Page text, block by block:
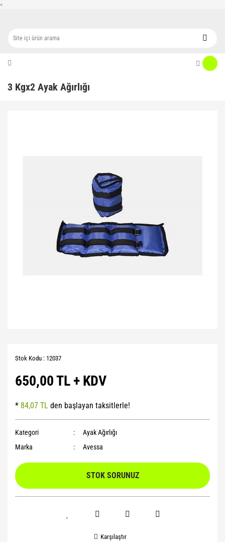
<
3 Kgx2 Ayak Ağırlığı
Stok Kodu : 12037
650,00 TL + KDV
* 84,07 TL den başlayan taksitlerle!
Kategori
Ayak Ağırlığı
Marka
Avessa
STOK SORUNUZ
Karşılaştır